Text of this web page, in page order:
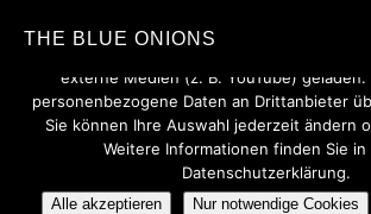
THE BLUE ONIONS
BLUE ONIONS
Wir verwenden technisch notwendige
dieser Website sicherzustellen. Mit Ihrer
externe Medien (z. B. YouTube) geladen.
personenbezogene Daten an Drittanbieter
Sie können Ihre Auswahl jederzeit ändern
Weitere Informationen finden Sie
Datenschutzerklärung.
Alle akzeptieren Nur notwendige Cookies